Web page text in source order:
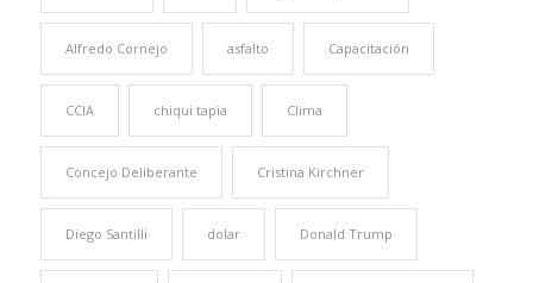
Alfredo Cornejo asfalto Capacitación
CCIA chiqui tapia Clima
Concejo Deliberante Cristina Kirchner
Diego Santilli dolar Donald Trump